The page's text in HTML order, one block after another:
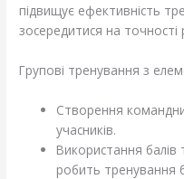
підвищує ефективність
зосередитися на точності
Групові тренування з
Створення
учасників.
Використання
робить тренування